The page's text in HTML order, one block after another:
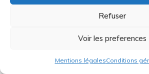
Refuser
Voir les preferences
Mentions légalesConditions